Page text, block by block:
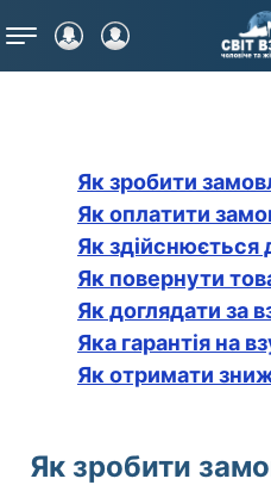
Меню
Як зробити
Як оплатити
Як здійснюється
Як повернути
Як доглядати за
Яка гарантія на
Як отримати
Як зробити